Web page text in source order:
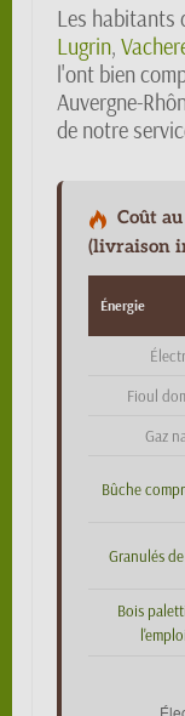
Les habitants
Lugrin,
l'ont bien
Auvergne-
de notre
Coût
(livraison
Énergie
Fioul
Gaz
Bûche
Granulés
Bois